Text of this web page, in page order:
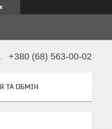
+380 (68) 563-00-02
ТА ОБМІН